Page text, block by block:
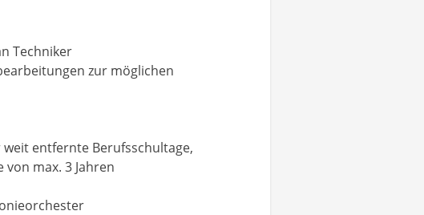
Techniker
zur möglichen
weit entfernte Berufsschultage,
max. 3 Jahren